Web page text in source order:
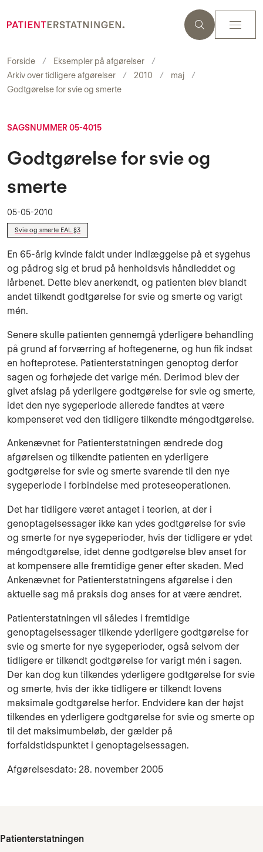
Forside
Eksempler på afgørelser
Arkiv over tidligere afgørelser
2010
maj
Godtgørelse for svie og smerte
SAGSNUMMER 05-4015
Godtgørelse for svie og
smerte
05-05-2010
Svie og smerte EAL §3
En 65-årig kvinde faldt under indlæggelse på et sygehus
og pådrog sig et brud på henholdsvis håndleddet og
lårbenet. Dette blev anerkendt, og patienten blev blandt
andet tilkendt godtgørelse for svie og smerte og varigt
mén.
Senere skulle patienten gennemgå yderligere behandling
på grund af forværring af hoftegenerne, og hun fik indsat
en hofteprotese. Patienterstatningen genoptog derfor
sagen og forhøjede det varige mén. Derimod blev der
givet afslag på yderligere godtgørelse for svie og smerte,
idet den nye sygeperiode allerede fandtes at være
kompenseret ved den tidligere tilkendte méngodtgørelse.
Ankenævnet for Patienterstatningen ændrede dog
afgørelsen og tilkendte patienten en yderligere
godtgørelse for svie og smerte svarende til den nye
sygeperiode i forbindelse med proteseoperationen.
Det har tidligere været antaget i teorien, at der i
genoptagelsessager ikke kan ydes godtgørelse for svie
og smerte for nye sygeperioder, hvis der tidligere er ydet
méngodtgørelse, idet denne godtgørelse blev anset for
at kompensere alle fremtidige gener efter skaden. Med
Ankenævnet for Patienterstatningens afgørelse i den
aktuelle sag må praksis dog anses for at være ændret.
Patienterstatningen vil således i fremtidige
genoptagelsessager tilkende yderligere godtgørelse for
svie og smerte for nye sygeperioder, også selvom der
tidligere er tilkendt godtgørelse for varigt mén i sagen.
Der kan dog kun tilkendes yderligere godtgørelse for svie
og smerte, hvis der ikke tidligere er tilkendt lovens
maksimale godtgørelse herfor. Endvidere kan der højst
tilkendes en yderligere godtgørelse for svie og smerte op
til det maksimumbeløb, der gælder på
forfaldstidspunktet i genoptagelsessagen.
Afgørelsesdato: 28. november 2005
Patienterstatningen